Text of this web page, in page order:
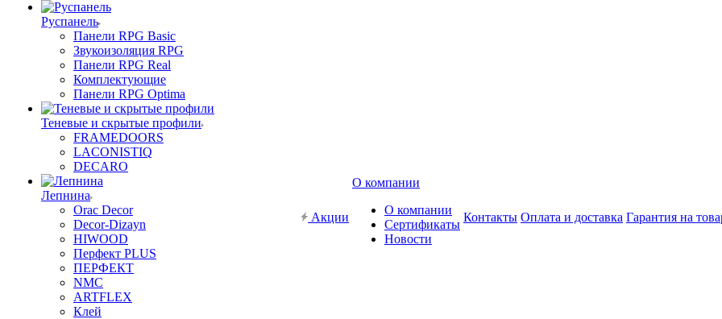
Руспанель
Панели RPG Basic
Звукоизоляция RPG
Панели RPG Real
Комплектующие
Панели RPG Optima
Теневые и скрытые профили
FRAMEDOORS
LACONISTIQ
DECARO
Лепнина
Orac Decor
Decor-Dizayn
HIWOOD
Перфект PLUS
ПЕРФЕКТ
NMC
ARTFLEX
Клей
Акции
О компании
О компании
Сертификаты
Новости
Контакты Оплата и доставка Гарантия на